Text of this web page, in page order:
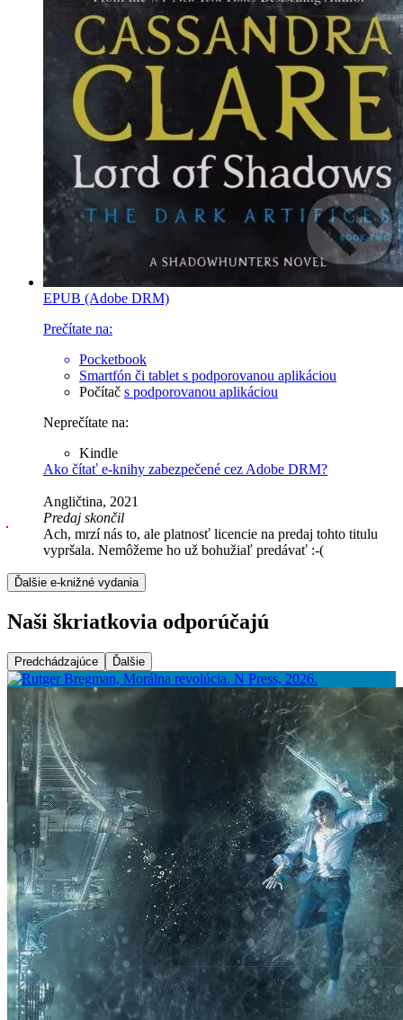
EPUB (Adobe DRM)
Prečítate na:
Pocketbook
Smartfón či tablet s podporovanou aplikáciou
Počítač s podporovanou aplikáciou
Neprečítate na:
Kindle
Ako čítať e-knihy zabezpečené cez Adobe DRM?
Angličtina, 2021
Predaj skončil
Ach, mrzí nás to, ale platnosť licencie na predaj tohto titulu
vypršala. Nemôžeme ho už bohužiaľ predávať :-(
Ďalšie e-knižné vydania
Naši škriatkovia odporúčajú
Predchádzajúce Ďalšie